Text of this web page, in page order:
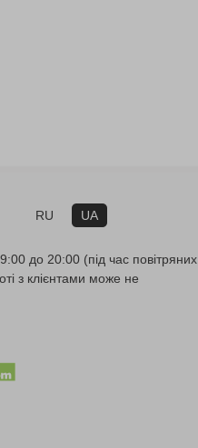
RU UA
до 20:00 (під час повітряних
з клієнтами може не